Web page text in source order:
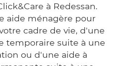
à Redessan.
aide ménagère pour
cadre de vie, d'une
temporaire suite à une
ou d'une aide à